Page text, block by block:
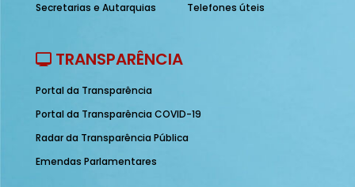
Secretarias e Autarquias
Telefones úteis
TRANSPARÊNCIA
Portal da Transparência
Portal da Transparência COVID-19
Radar da Transparência Pública
Emendas Parlamentares